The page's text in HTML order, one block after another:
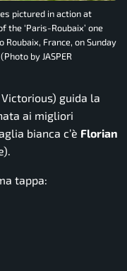
pictured in action at
the ‘Paris-Roubaix’ one
France, on Sunday
by JASPER
guida la
ai migliori
bianca c’è Florian
tappa: